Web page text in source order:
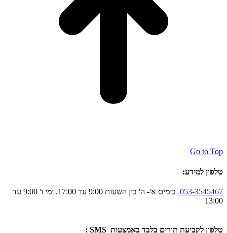
Go to Top
טלפון למידע:
053-3545467
בימים א'- ה' בין השעות 9:00 עד 17:00, ימי ו' 9:00 עד
13:00
טלפון לקביעת תורים בלבד באמצעות SMS :